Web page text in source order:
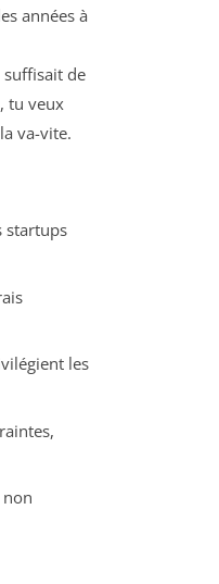
années à
suffisait de
tu veux
va-vite.
startups
les